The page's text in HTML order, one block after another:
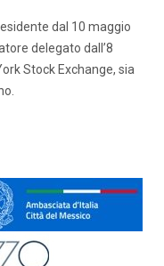
dal 10 maggio
delegato dall’8
Stock Exchange, sia